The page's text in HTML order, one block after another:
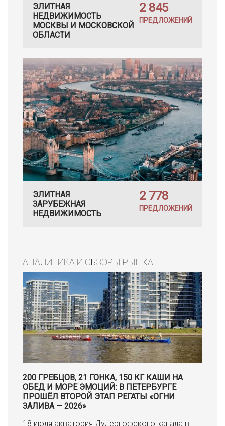
ЭЛИТНАЯ
НЕДВИЖИМОСТЬ
МОСКВЫ И МОСКОВСКОЙ
ОБЛАСТИ
2 845
ПРЕДЛОЖЕНИЙ
ЭЛИТНАЯ
ЗАРУБЕЖНАЯ
НЕДВИЖИМОСТЬ
2 778
ПРЕДЛОЖЕНИЙ
АНАЛИТИКА И ОБЗОРЫ РЫНКА
200 ГРЕБЦОВ, 21 ГОНКА, 150 КГ КАШИ НА
ОБЕД И МОРЕ ЭМОЦИЙ: В ПЕТЕРБУРГЕ
ПРОШЁЛ ВТОРОЙ ЭТАП РЕГАТЫ «ОГНИ
ЗАЛИВА — 2026»
18 июля акватория Дудергофского канала в